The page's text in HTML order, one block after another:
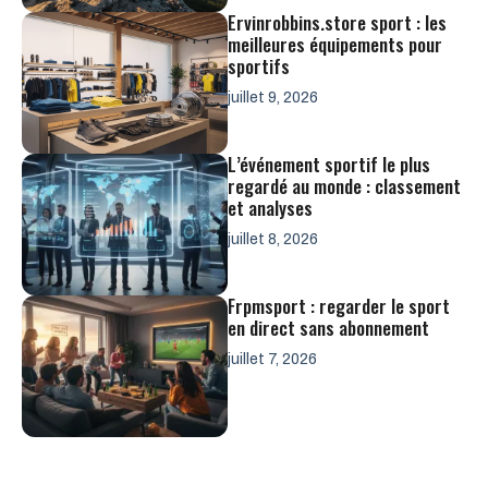
Ervinrobbins.store sport : les
meilleures équipements pour
sportifs
juillet 9, 2026
L’événement sportif le plus
regardé au monde : classement
et analyses
juillet 8, 2026
Frpmsport : regarder le sport
en direct sans abonnement
juillet 7, 2026